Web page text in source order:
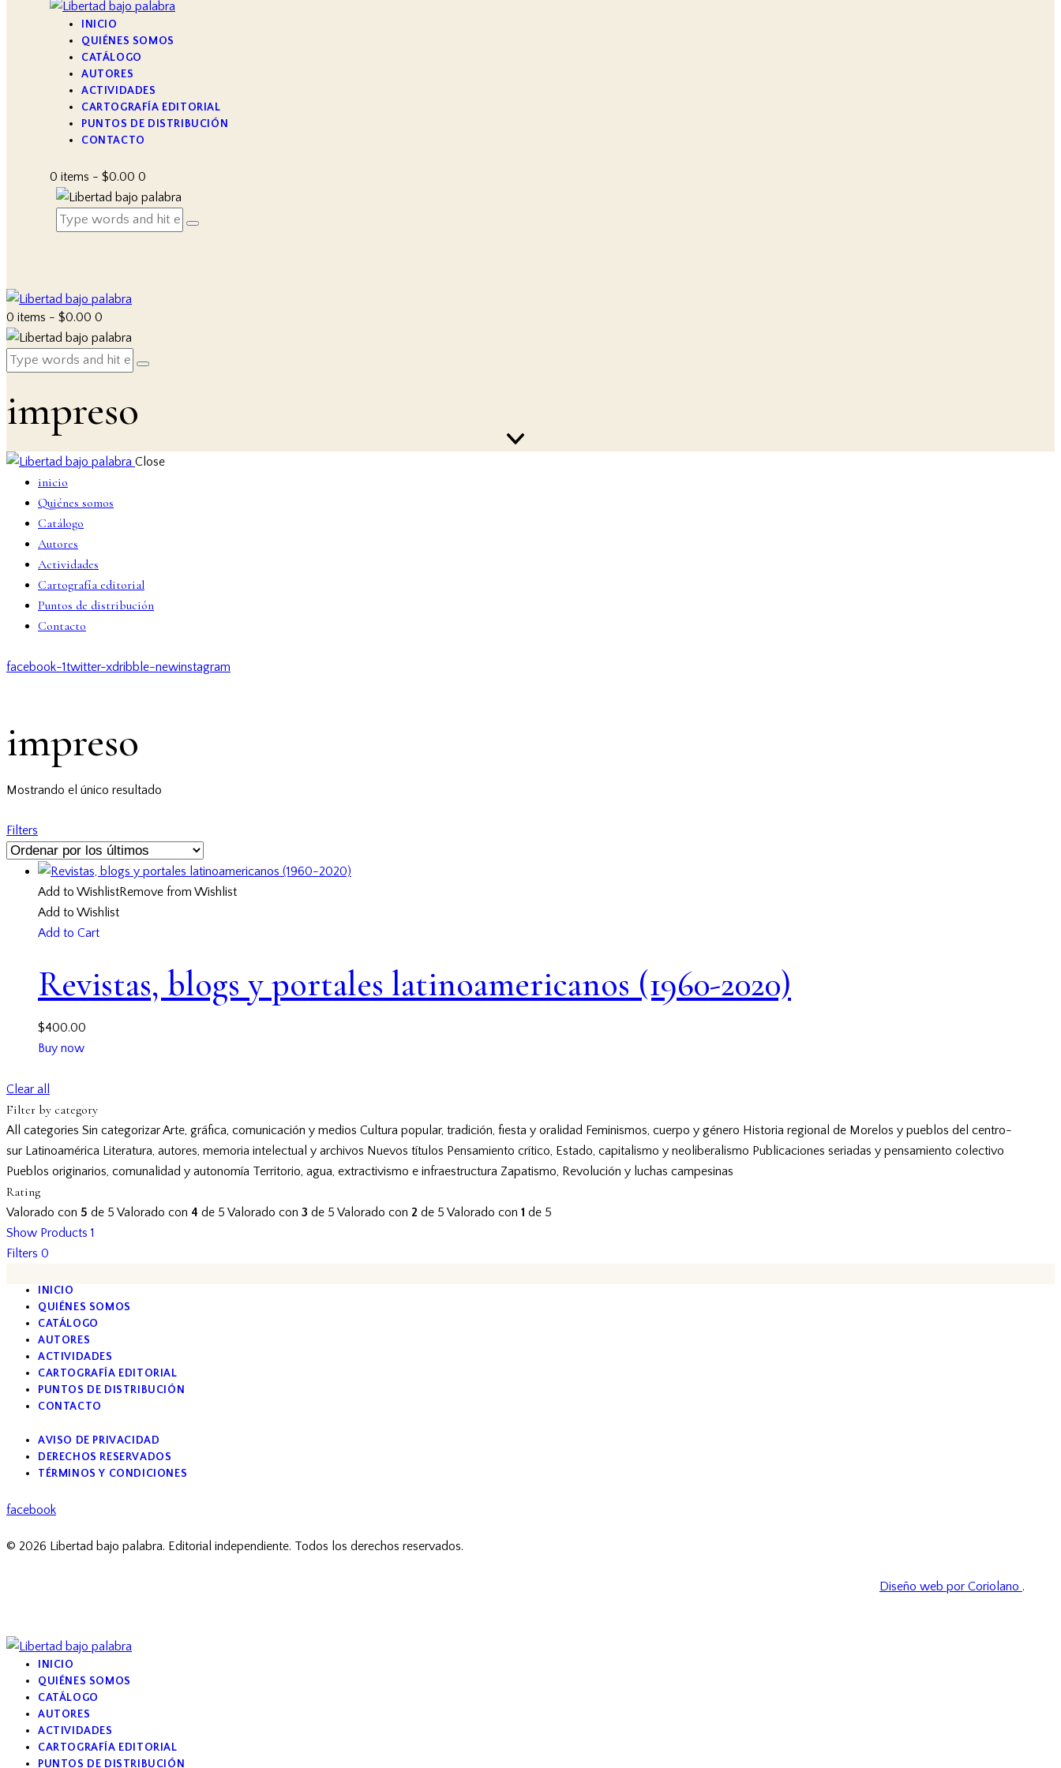
INICIO
QUIÉNES SOMOS
CATÁLOGO
AUTORES
ACTIVIDADES
CARTOGRAFÍA EDITORIAL
PUNTOS DE DISTRIBUCIÓN
CONTACTO
0 items - $0.00 0
0 items - $0.00 0
impreso
Close
inicio
Quiénes somos
Catálogo
Autores
Actividades
Cartografía editorial
Puntos de distribución
Contacto
facebook-1twitter-xdribble-newinstagram
impreso
Mostrando el único resultado
Filters
Add to WishlistRemove from Wishlist
Add to Wishlist
Add to Cart
Revistas, blogs y portales latinoamericanos (1960-2020)
$400.00
Buy now
Clear all
Filter by category
All categories Sin categorizarArte, gráfica, comunicación y medios Cultura popular, tradición, fiesta y oralidad Feminismos, cuerpo y género Historia regional de Morelos y pueblos del centro-
sur Latinoamérica Literatura, autores, memoria intelectual y archivos Nuevos títulos Pensamiento crítico, Estado, capitalismo y neoliberalismo Publicaciones seriadas y pensamiento colectivo
Pueblos originarios, comunalidad y autonomía Territorio, agua, extractivismo e infraestructura Zapatismo, Revolución y luchas campesinas
Rating
Valorado con 5 de 5 Valorado con 4 de 5 Valorado con 3 de 5 Valorado con 2 de 5 Valorado con 1 de 5
Show Products 1
Filters 0
INICIO
QUIÉNES SOMOS
CATÁLOGO
AUTORES
ACTIVIDADES
CARTOGRAFÍA EDITORIAL
PUNTOS DE DISTRIBUCIÓN
CONTACTO
AVISO DE PRIVACIDAD
DERECHOS RESERVADOS
TÉRMINOS Y CONDICIONES
facebook
© 2026 Libertad bajo palabra. Editorial independiente. Todos los derechos reservados.
Diseño web por Coriolano .
INICIO
QUIÉNES SOMOS
CATÁLOGO
AUTORES
ACTIVIDADES
CARTOGRAFÍA EDITORIAL
PUNTOS DE DISTRIBUCIÓN